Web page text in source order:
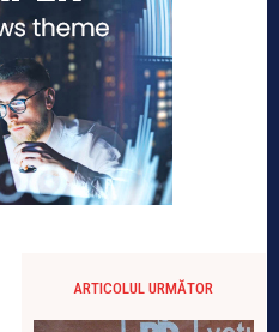
ARTICOLUL URMĂTOR